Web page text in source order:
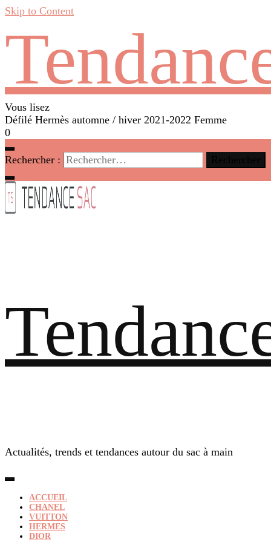
Skip to Content
Vous lisez
Défilé Hermès automne / hiver 2021-2022 Femme
0
Rechercher :
Actualités, trends et tendances autour du sac à main
ACCUEIL
CHANEL
VUITTON
HERMES
DIOR